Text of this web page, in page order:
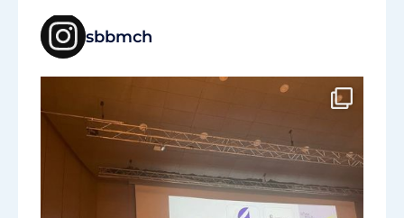
sbbmch